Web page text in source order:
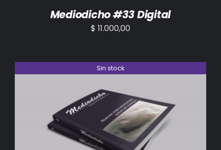
Mediodicho #33 Digital
$ 11.000,00
Sin stock
DETALLES